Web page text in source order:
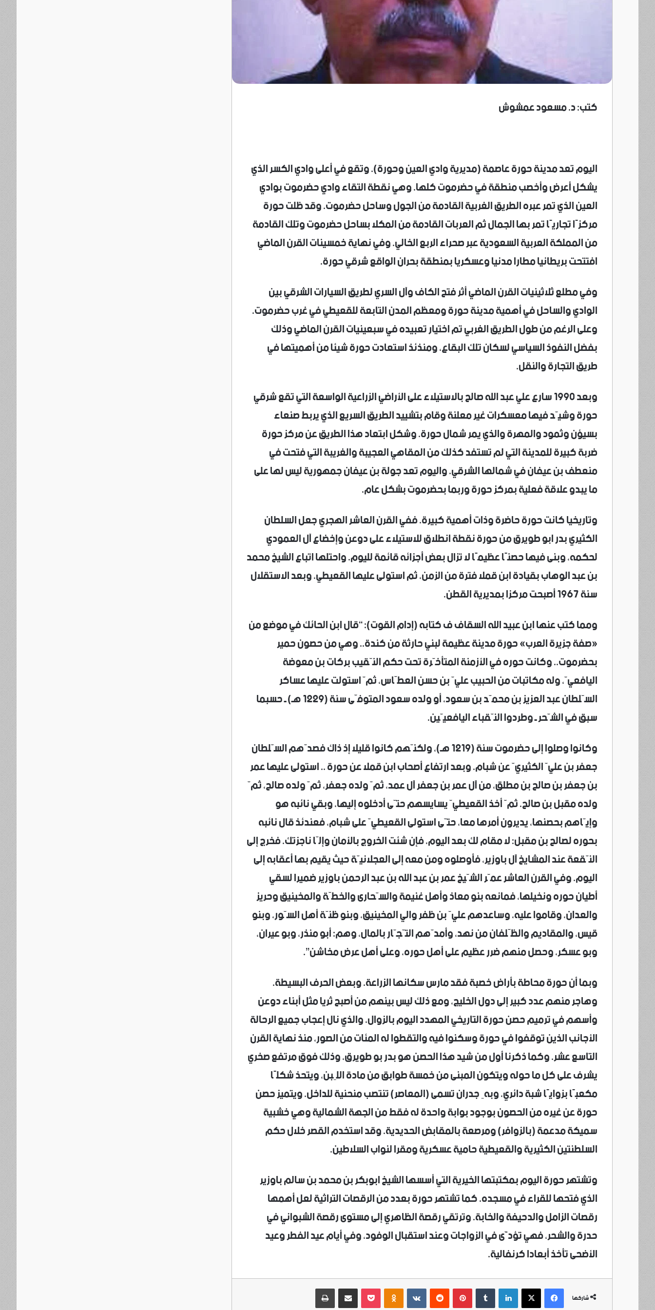
كتب: د. مسعود عمشوش
اليوم تعد مدينة حورة عاصمة (مديرية وادي العين وحورة). وتقع في أعلى وادي الكسر الذي
يشكل أعرض وأخصب منطقة في حضرموت كلها. وهي نقطة التقاء وادي حضرموت بوادي
العين الذي تمر عبره الطريق الغربية القادمة من الجول وساحل حضرموت. وقد ظلت حورة
مركزًا تجاريًا تمر بها الجمال ثم العربات القادمة من المكلا بساحل حضرموت وتلك القادمة
من المملكة العربية السعودية عبر صحراء الربع الخالي. وفي نهاية خمسينات القرن الماضي
افتتحت بريطانيا مطارا مدنيا وعسكريا بمنطقة بحران الواقع شرقي حورة.
وفي مطلع ثلاثينيات القرن الماضي أثر فتح الكاف وآل السري لطريق السيارات الشرقي بين
الوادي والساحل في أهمية مدينة حورة ومعظم المدن التابعة للقعيطي في غرب حضرموت.
وعلى الرغم من طول الطريق الغربي تم اختيار تعبيده في سبعينيات القرن الماضي وذلك
بفضل النفوذ السياسي لسكان تلك البقاع، ومنذئذ استعادت حورة شيئا من أهميتها في
طريق التجارة والنقل.
وبعد 1990 سارع علي عبد الله صالح بالاستيلاء على الأراضي الزراعية الواسعة التي تقع شرقي
حورة وشيّد فيها معسكرات غير معلنة وقام بتشييد الطريق السريع الذي يربط صنعاء
بسيؤن وثمود والمهرة والذي يمر شمال حورة. وشكل ابتعاد هذا الطريق عن مركز حورة
ضربة كبيرة للمدينة التي لم تستفد كذلك من المقاهي العجيبة والغريبة التي فتحت في
منعطف بن عيفان في شمالها الشرقي. واليوم تعد جولة بن عيفان جمهورية ليس لها على
ما يبدو علاقة فعلية بمركز حورة وربما بحضرموت بشكل عام.
وتاريخيا كانت حورة حاضرة وذات أهمية كبيرة. ففي القرن العاشر الهجري جعل السلطان
الكثيري بدر ابو طويرق من حورة نقطة انطلاق للاستيلاء على دوعن وإخضاع آل العمودي
لحكمه، وبنى فيها حصنًا عظيمًا لا تزال بعض أجزائه قائمة لليوم. واحتلها اتباع الشيخ محمد
بن عبد الوهاب بقيادة ابن قملا فترة من الزمن، ثم استولى عليها القعيطي، وبعد الاستقلال
سنة 1967 أصبحت مركزا بمديرية القطن.
ومما كتب عنها ابن عبيد الله السقاف ف كتابه (إدام القوت): “قال ابن الحائك في موضع من
«صفة جزيرة العرب» حورة مدينة عظيمة لبني حارثة من كندة.. وهي من حصون حمير
بحضرموت.. وكانت حوره في الأزمنة المتأخّرة تحت حكم النّقيب بركات بن معوضة
اليافعيّ، وله مكاتبات من الحبيب عليّ بن حسن العطّاس، ثمّ استولت عليها عساكر
السّلطان عبد العزيز بن محمّد بن سعود، أو ولده سعود المتوفّى سنة (١٢٢٩ هـ‌) ـ حسبما
سبق في الشّحر ـ وطردوا النّقباء اليافعيّين.
وكانوا وصلوا إلى حضرموت سنة (١٢١٩ هـ‌)، ولكنّهم كانوا قليلا إذ ذاك فصدّهم السّلطان
جعفر بن عليّ الكثيريّ عن شبام. وبعد ارتفاع أصحاب ابن قملا عن حورة .. استولى عليها عمر
بن جعفر بن صالح بن مطلق، من آل عمر بن جعفر آل عمد، ثمّ ولده جعفر، ثمّ ولده صالح، ثمّ
ولده مقبل بن صالح. ثمّ أخذ القعيطيّ يسايسهم حتّى أدخلوه إليها، وبقي نائبه هو
وإيّاهم بحصنها، يديرون أمرها معا، حتّى استولى القعيطيّ على شبام، فعندئذ قال نائبه
بحوره لصالح بن مقبل: لا مقام لك بعد اليوم، فإن شئت الخروج بالأمان وإلّا ناجزتك. فخرج إلى
النّقعة عند المشايخ آل باوزير، فأوصلوه ومن معه إلى العجلانيّة حيث يقيم بها أعقابه إلى
اليوم. وفي القرن العاشر عمّر الشّيخ عمر بن عبد الله بن عبد الرحمن باوزير ضميرا لسقي
أطيان حوره ونخيلها، فمانعه بنو معاذ وأهل غنيمة والسّحارى والخطّة والمخينيق وحريز
والعدان، وقاموا عليه، وساعدهم عليّ بن ظفر والي المخينيق، وبنو ظنّة أهل السّور، وبنو
قيس، والمقاديم والظّلفان من نهد، وأمدّهم التّجّار بالمال، وهم: أبو منذر، وبو عيران،
وبو عسكر، وحصل منهم ضرر عظيم على أهل حوره، وعلى أهل عرض مخاشن”.
وبما أن حورة محاطة بأراض خصبة فقد مارس سكانها الزراعة. وبعض الحرف البسيطة.
وهاجر منهم عدد كبير إلى دول الخليج، ومع ذلك ليس بينهم من أصبح ثريا مثل أبناء دوعن
وأسهم في ترميم حصن حورة التاريخي المهدد اليوم بالزوال، والذي نال إعجاب جميع الرحالة
الأجانب الذين توقفوا في حورة وسكنوا فيه والتقطوا له المئات من الصور، منذ نهاية القرن
التاسع عشر. وكما ذكرنا أول من شيد هذا الحصن هو بدر بو طويرق، وذلك فوق مرتفع صخري
يشرف على كل ما حوله ويتكون المبنى من خمسة طوابق من مادة اللِبن، ويتحذ شكلًا
مكعبًا بزوايًا شبة دائري، وبهِ جدران تسمى (المعاصر) تنتصب منحنية للداخل. ويتميز حصن
حورة عن غيره من الحصون بوجود بوابة واحدة له فقط من الجهة الشمالية وهي خشبية
سميكة مدعمة (بالزوافر) ومرصعة بالمقابض الحديدية. وقد استخدم القصر خلال حكم
السلطنتين الكثيرية والقعيطية حامية عسكرية ومقرا لنواب السلاطين.
وتشتهر حورة اليوم بمكتبتها الخيرية التي أسسها الشيخ ابوبكر بن محمد بن سالم باوزير
الذي فتحها للقراء في مسجده. كما تشتهر حورة بعدد من الرقصات التراثية لعل أهمها
رقصات الزامل والدحيفة والخابة. وترتقي رقصة الظاهري إلى مستوى رقصة الشبواني في
حدرة والشحر، فهي تؤدَّى في الزواجات وعند استقبال الوفود، وفي أيام عيد الفطر وعيد
الأضحى تأخذ أبعادا كرنفالية.
شاركها فيسبوك
‫X لينكدإن
‏Tumblr بينتيريست
‏Reddit
‏VKontakte
Odnoklassniki
‫Pocketمشاركة عبر البريد طباعة